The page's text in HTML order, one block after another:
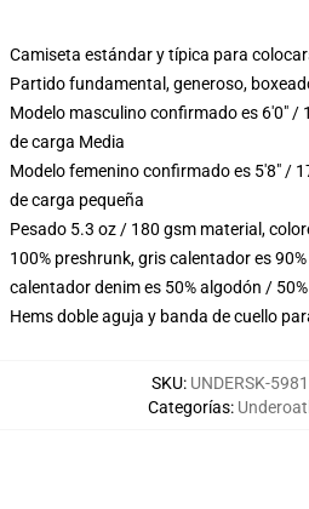
Camiseta estándar y típica para
Partido fundamental, generoso,
Modelo masculino confirmado es 6'0" /
de carga Media
Modelo femenino confirmado es 5'8" /
de carga pequeña
Pesado 5.3 oz / 180 gsm material,
100% preshrunk, gris calentador es
calentador denim es 50% algodón /
Hems doble aguja y banda de cuello
SKU: UNDERSK-
Categorías: